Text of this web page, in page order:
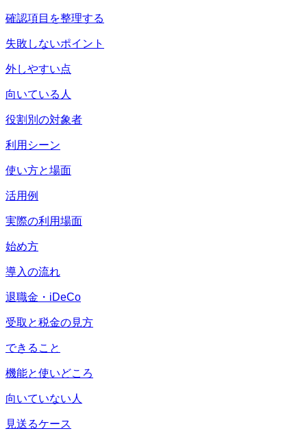
確認項目を整理する
失敗しないポイント
外しやすい点
向いている人
役割別の対象者
利用シーン
使い方と場面
活用例
実際の利用場面
始め方
導入の流れ
退職金・iDeCo
受取と税金の見方
できること
機能と使いどころ
向いていない人
見送るケース